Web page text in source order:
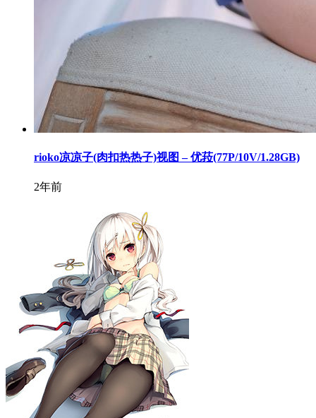
rioko凉凉子(肉扣热热子)视图 – 优菈(77P/10V/1.28GB)
2年前